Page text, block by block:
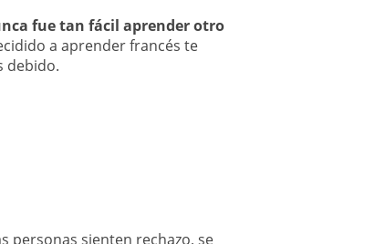
fue tan fácil aprender otro
a aprender francés te
debido.
personas sienten rechazo, se